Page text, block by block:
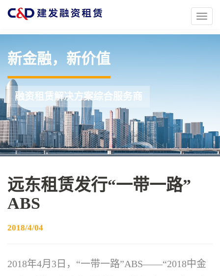
Toggle
新金融，新价值
融资租赁解决方案综合服务商
远东租赁发行“一带一路”
ABS
2018/4/04
2018年4月3日，“一带一路”ABS——“2018中金